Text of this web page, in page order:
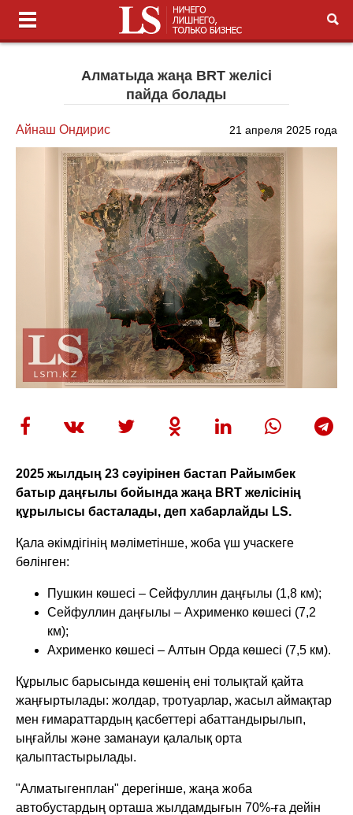
Алматыда жаңа BRT желісі
пайда болады
Айнаш Ондирис 21 апреля 2025 года
2025 жылдың 23 сәуірінен бастап Райымбек
батыр даңғылы бойында жаңа BRT желісінің
құрылысы басталады, деп хабарлайды LS.
Қала әкімдігінің мәліметінше, жоба үш учаскеге
бөлінген:
Пушкин көшесі – Сейфуллин даңғылы (1,8 км);
Сейфуллин даңғылы – Ахрименко көшесі (7,2
км);
Ахрименко көшесі – Алтын Орда көшесі (7,5 км).
Құрылыс барысында көшенің ені толықтай қайта
жаңғыртылады: жолдар, тротуарлар, жасыл аймақтар
мен ғимараттардың қасбеттері абаттандырылып,
ыңғайлы және заманауи қалалық орта
қалыптастырылады.
"Алматыгенплан" дерегінше, жаңа жоба
автобустардың орташа жылдамдығын 70%-ға дейін